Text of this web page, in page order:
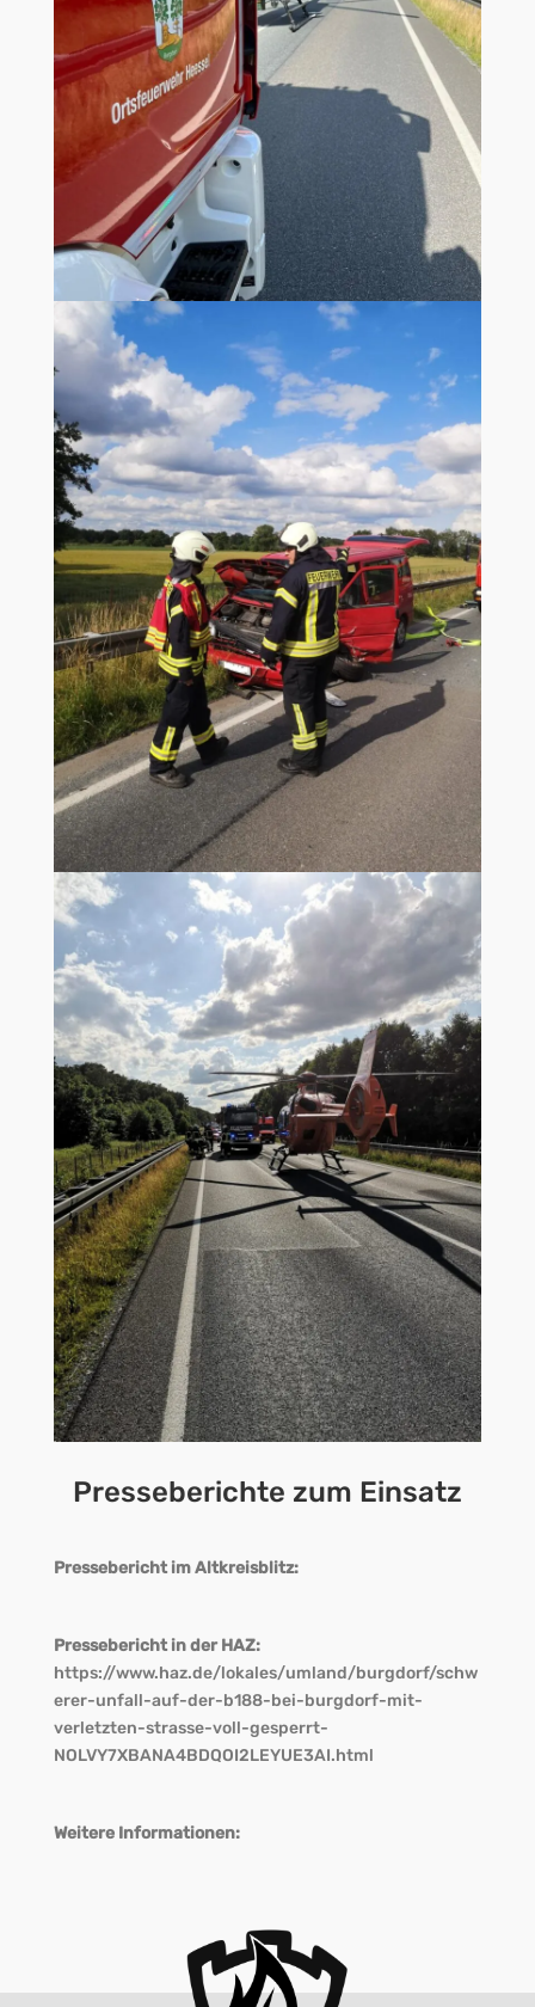
Presseberichte zum Einsatz
Pressebericht im Altkreisblitz:
Pressebericht in der HAZ:
https://www.haz.de/lokales/umland/burgdorf/schw
erer-unfall-auf-der-b188-bei-burgdorf-mit-
verletzten-strasse-voll-gesperrt-
NOLVY7XBANA4BDQOI2LEYUE3AI.html
Weitere Informationen: